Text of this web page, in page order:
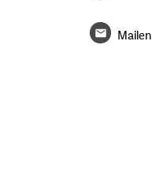
Mailen